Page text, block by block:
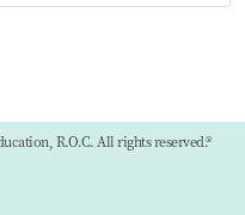
R.O.C. All rights reserved.®